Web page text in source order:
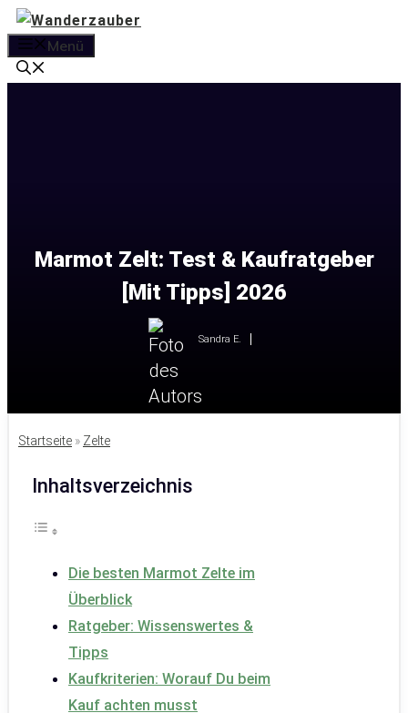
Zum
Inhalt
springen
Menü
Marmot Zelt: Test & Kaufratgeber
[Mit Tipps] 2026
Sandra E.
Startseite » Zelte
Inhaltsverzeichnis
Die besten Marmot Zelte im
Überblick
Ratgeber: Wissenswertes &
Tipps
Kaufkriterien: Worauf Du beim
Kauf achten musst